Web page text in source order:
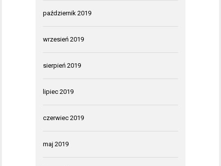
październik 2019
wrzesień 2019
sierpień 2019
lipiec 2019
czerwiec 2019
maj 2019